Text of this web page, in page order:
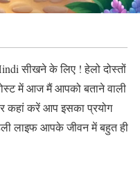
सीखने के लिए ! हेलो दोस्तों
में आज मैं आपको बताने वाली
कहां करें आप इसका प्रयोग
लाइफ आपके जीवन में बहुत ही